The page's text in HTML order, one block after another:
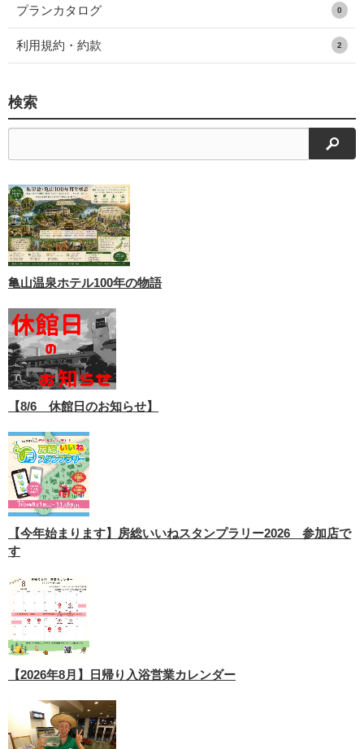
プランカタログ 0
利用規約・約款 2
検索
検索
亀山温泉ホテル100年の物語
【8/6 休館日のお知らせ】
【今年始まります】房総いいねスタンプラリー2026 参加店で
す
【2026年8月】日帰り入浴営業カレンダー